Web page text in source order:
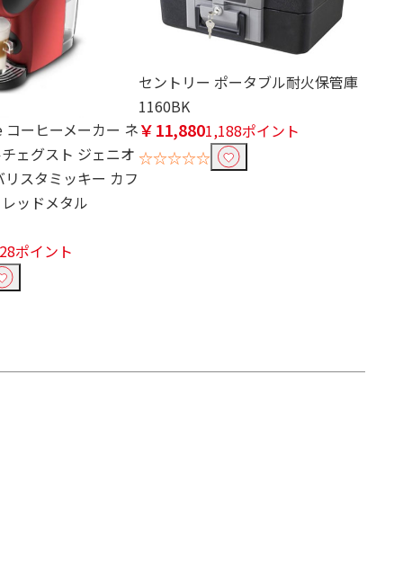
ーヒーメーカー ネ
ェグスト ジェニオ
スタミッキー カフ
ッドメタル
ポイント
セントリー ポータブル耐火保管庫
1160BK
￥11,8801,188ポイント
☆☆☆☆☆